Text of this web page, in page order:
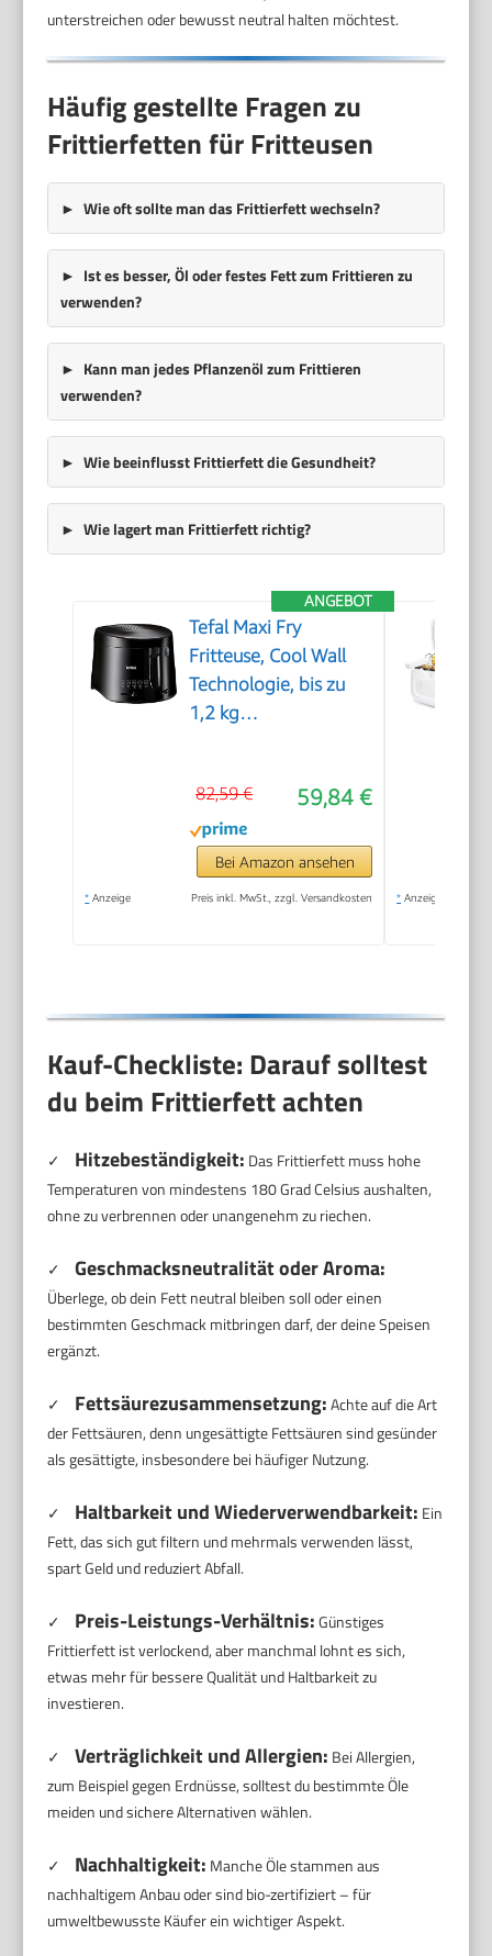
unterstreichen oder bewusst neutral halten möchtest.
Häufig gestellte Fragen zu
Frittierfetten für Fritteusen
Wie oft sollte man das Frittierfett wechseln?
Ist es besser, Öl oder festes Fett zum Frittieren zu
verwenden?
Kann man jedes Pflanzenöl zum Frittieren
verwenden?
Wie beeinflusst Frittierfett die Gesundheit?
Wie lagert man Frittierfett richtig?
ANGEBOT
Tefal Maxi Fry
Fritteuse, Cool Wall
Technologie, bis zu
1,2 kg
kompakte Größe,
regelbares
Thermostat von
150°C bis 190°C,
59,84 €
82,59 €
Bei Amazon ansehen
* Anzeige Preis inkl. MwSt., zzgl. Versandkosten * Anzeige
Kauf-Checkliste: Darauf solltest
du beim Frittierfett achten
✓ Hitzebeständigkeit: Das Frittierfett muss hohe
Temperaturen von mindestens 180 Grad Celsius aushalten,
ohne zu verbrennen oder unangenehm zu riechen.
✓ Geschmacksneutralität oder Aroma:
Überlege, ob dein Fett neutral bleiben soll oder einen
bestimmten Geschmack mitbringen darf, der deine Speisen
ergänzt.
✓ Fettsäurezusammensetzung:Achte auf die Art
der Fettsäuren, denn ungesättigte Fettsäuren sind gesünder
als gesättigte, insbesondere bei häufiger Nutzung.
✓ Haltbarkeit und Wiederverwendbarkeit: Ein
Fett, das sich gut filtern und mehrmals verwenden lässt,
spart Geld und reduziert Abfall.
✓ Preis-Leistungs-Verhältnis:Günstiges
Frittierfett ist verlockend, aber manchmal lohnt es sich,
etwas mehr für bessere Qualität und Haltbarkeit zu
investieren.
✓ Verträglichkeit und Allergien: Bei Allergien,
zum Beispiel gegen Erdnüsse, solltest du bestimmte Öle
meiden und sichere Alternativen wählen.
✓ Nachhaltigkeit: Manche Öle stammen aus
nachhaltigem Anbau oder sind bio-zertifiziert – für
umweltbewusste Käufer ein wichtiger Aspekt.